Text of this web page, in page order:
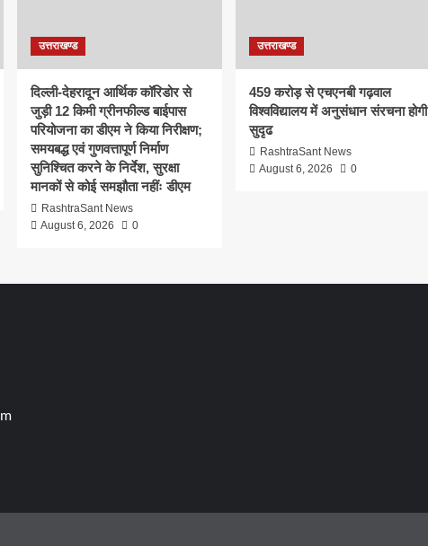
उत्तराखण्ड
दिल्ली-देहरादून आर्थिक कॉरिडोर से
जुड़ी 12 किमी ग्रीनफील्ड बाईपास
परियोजना का डीएम ने किया निरीक्षण;
समयबद्ध एवं गुणवत्तापूर्ण निर्माण
सुनिश्चित करने के निर्देश, सुरक्षा
मानकों से कोई समझौता नहींः डीएम
RashtraSant News
August 6, 2026
0
उत्तराखण्ड
459 करोड़ से एचएनबी गढ़वाल
विश्वविद्यालय में अनुसंधान संरचना होगी
सुदृढ
RashtraSant News
August 6, 2026
0